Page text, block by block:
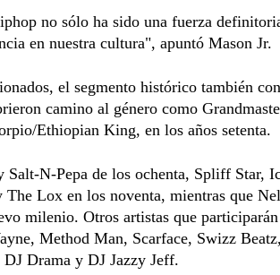
no sólo ha sido una fuerza
en nuestra cultura", apuntó Mason Jr.
el segmento histórico también
camino al género como
Ethiopian King, en los años setenta.
Salt-N-Pepa de los ochenta, Spliff Star,
Lox en los noventa, mientras que
milenio. Otros artistas que
Method Man, Scarface, Swizz
Drama y DJ Jazzy Jeff.